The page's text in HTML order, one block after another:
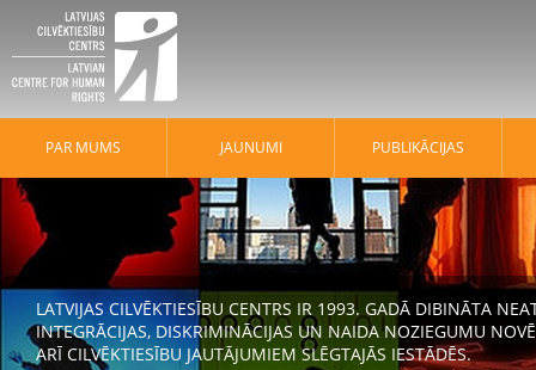
PAR MUMS JAUNUMI PUBLIKĀCIJAS
LATVIJAS CILVĒKTIESĪBU CENTRS IR 1993. GADĀ DIBINĀTA
INTEGRĀCIJAS, DISKRIMINĀCIJAS UN NAIDA NOZIEGUMU
ARĪ CILVĒKTIESĪBU JAUTĀJUMIEM SLĒGTAJĀS IESTĀDĒS.